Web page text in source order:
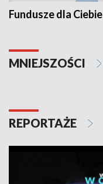
Fundusze dla Ciebie
MNIEJSZOŚCI
REPORTAŻE